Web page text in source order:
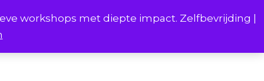
workshops met diepte impact. Zelfbevrijding |
Project Borstverhalen Onderhuids